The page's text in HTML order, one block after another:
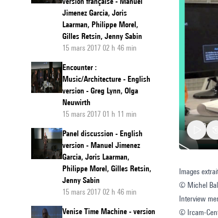
Jimenez Garcia, Joris
Laarman, Philippe Morel,
Gilles Retsin, Jenny Sabin
15 mars 2017 02 h 46 min
Encounter :
Music/Architecture - English
version - Greg Lynn, Olga
Neuwirth
15 mars 2017 01 h 11 min
Panel discussion - English
version - Manuel Jimenez
Garcia, Joris Laarman,
Philippe Morel, Gilles Retsin,
Jenny Sabin
15 mars 2017 02 h 46 min
Venise Time Machine - version
Within
:
de
Images
© Michel
Interview
© Ircam-